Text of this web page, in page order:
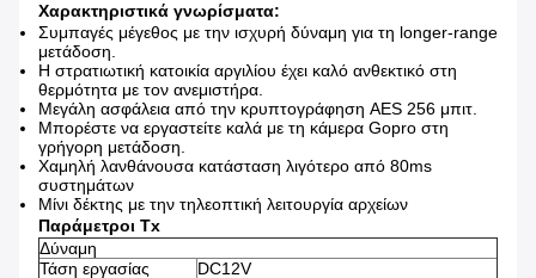
Χαρακτηριστικά γνωρίσματα:
Συμπαγές μέγεθος με την ισχυρή δύναμη για τη longer-range
μετάδοση.
Η στρατιωτική κατοικία αργιλίου έχει καλό ανθεκτικό στη
θερμότητα με τον ανεμιστήρα.
Μεγάλη ασφάλεια από την κρυπτογράφηση AES 256 μπιτ.
Μπορέστε να εργαστείτε καλά με τη κάμερα Gopro στη
γρήγορη μετάδοση.
Χαμηλή λανθάνουσα κατάσταση λιγότερο από 80ms
συστημάτων
Μίνι δέκτης με την τηλεοπτική λειτουργία αρχείων
Παράμετροι Tx
Δύναμη
Τάση εργασίας
DC12V